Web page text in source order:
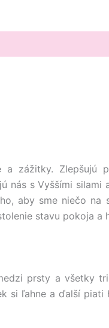
zážitky. Zlepšujú
nás s Vyššími silami
aby sme niečo na
stavu pokoja a
prsty a všetky
si ľahne a ďalší piati